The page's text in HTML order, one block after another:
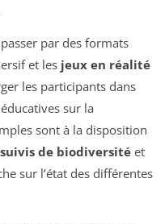
par des formats
et les jeux en réalité
les participants dans
sur la
sont à la disposition
suivis de biodiversité et
sur l’état des différentes